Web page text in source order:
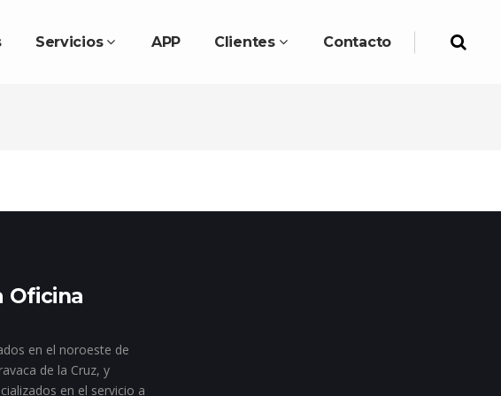
Servicios APP Clientes Contacto
Oficina
en el noroeste de
de la Cruz, y
en el servicio a